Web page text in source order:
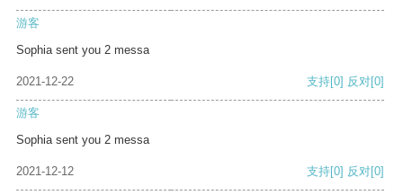
游客
Sophia sent you 2 messa
2021-12-22 支持[0] 反对[0]
游客
Sophia sent you 2 messa
2021-12-12 支持[0] 反对[0]